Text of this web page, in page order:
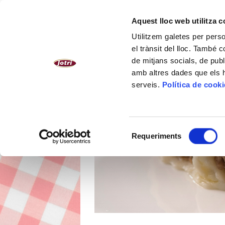
Aquest lloc web utilitza
Utilitzem galetes per
el trànsit del lloc. També
de mitjans socials, de
amb altres dades que els
serveis. Política de
Requeriments
NOSALTRES PLATS CUINATS